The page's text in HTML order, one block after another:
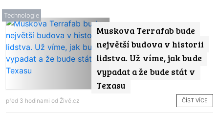
Muskova Terrafab bude
největší budova v historii
lidstva. Už víme, jak bude
vypadat a že bude stát v
Texasu
Technologie
před 3 hodinami od Živě.cz ČÍST VÍCE